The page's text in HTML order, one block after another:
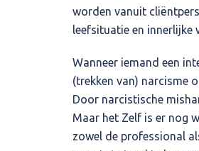
worden vanuit
leefsituatie en innerlijke
Wanneer iemand een
(trekken van) narcisme
Door narcistische
Maar het Zelf is er nog
zowel de professional